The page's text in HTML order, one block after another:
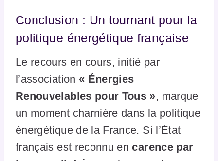
Conclusion : Un tournant pour la
politique énergétique française
Le recours en cours, initié par
l’association « Énergies
Renouvelables pour Tous », marque
un moment charnière dans la politique
énergétique de la France. Si l’État
français est reconnu en carence par